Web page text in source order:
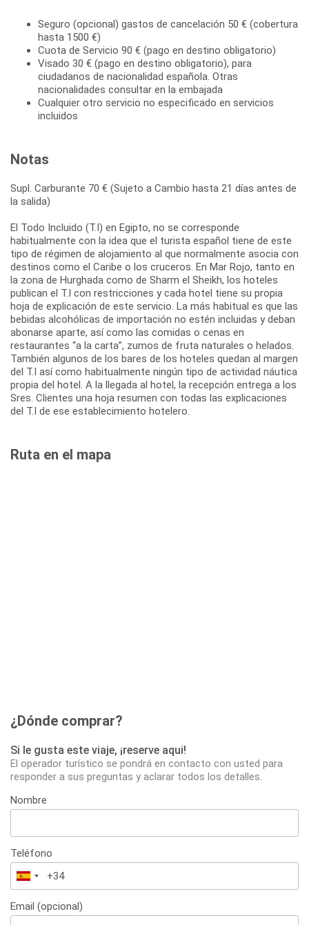
Seguro (opcional) gastos de cancelación 50 € (cobertura
hasta 1500 €)
Cuota de Servicio 90 € (pago en destino obligatorio)
Visado 30 € (pago en destino obligatorio), para
ciudadanos de nacionalidad española. Otras
nacionalidades consultar en la embajada
Cualquier otro servicio no especificado en servicios
incluidos
Notas
Supl. Carburante 70 € (Sujeto a Cambio hasta 21 días antes de
la salida)
El Todo Incluido (T.I) en Egipto, no se corresponde
habitualmente con la idea que el turista español tiene de este
tipo de régimen de alojamiento al que normalmente asocia con
destinos como el Caribe o los cruceros. En Mar Rojo, tanto en
la zona de Hurghada como de Sharm el Sheikh, los hoteles
publican el T.I con restricciones y cada hotel tiene su propia
hoja de explicación de este servicio. La más habitual es que las
bebidas alcohólicas de importación no estén incluidas y deban
abonarse aparte, así como las comidas o cenas en
restaurantes “a la carta”, zumos de fruta naturales o helados.
También algunos de los bares de los hoteles quedan al margen
del T.I así como habitualmente ningún tipo de actividad náutica
propia del hotel. A la llegada al hotel, la recepción entrega a los
Sres. Clientes una hoja resumen con todas las explicaciones
del T.I de ese establecimiento hotelero.
Ruta en el mapa
¿Dónde comprar?
Si le gusta este viaje, ¡reserve aqui!
El operador turístico se pondrá en contacto con usted para
responder a sus preguntas y aclarar todos los detalles.
Nombre
Teléfono
España
+34
Email (opcional)